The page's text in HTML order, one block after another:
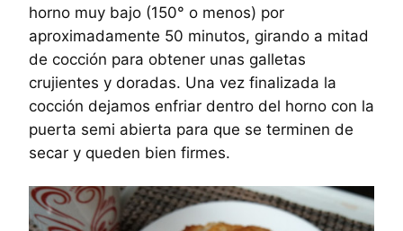
horno muy bajo (150° o menos) por
aproximadamente 50 minutos, girando a mitad
de cocción para obtener unas galletas
crujientes y doradas. Una vez finalizada la
cocción dejamos enfriar dentro del horno con la
puerta semi abierta para que se terminen de
secar y queden bien firmes.